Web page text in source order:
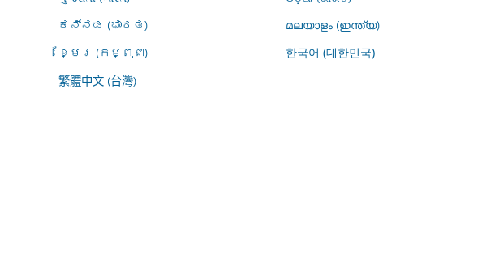
ಕನ್ನಡ (ಭಾರತ)
മലയാളം (ഇന്ത്യ)
ខ្មែរ (កម្ពុជា)
한국어 (대한민국)
繁體中文 (台灣)